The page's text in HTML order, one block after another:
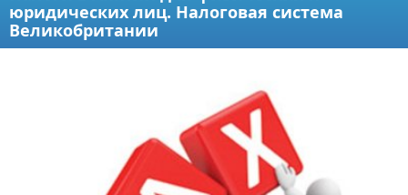
юридических лиц. Налоговая система
Великобритании